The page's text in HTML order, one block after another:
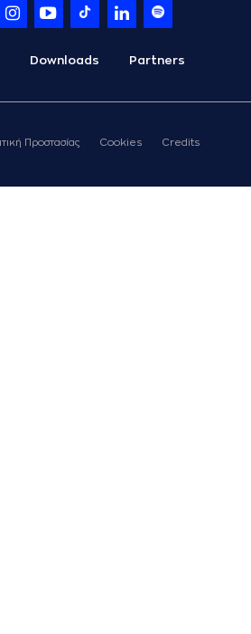
Downloads Partners
Προστασίας Cookies Credits